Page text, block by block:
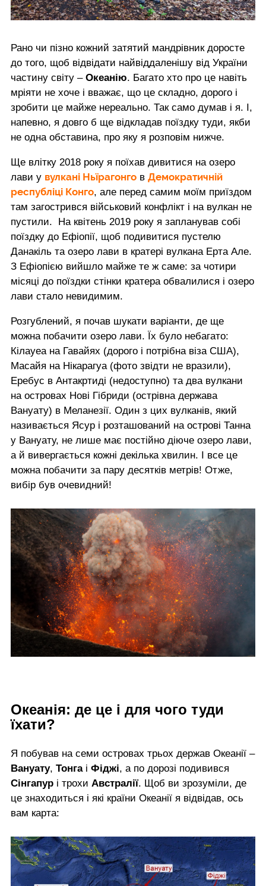
Рано чи пізно кожний затятий мандрівник доросте
до того, щоб відвідати найвіддаленішу від України
частину світу – Океанію. Багато хто про це навіть
мріяти не хоче і вважає, що це складно, дорого і
зробити це майже нереально. Так само думав і я. І,
напевно, я довго б ще відкладав поїздку туди, якби
не одна обставина, про яку я розповім нижче.
Ще влітку 2018 року я поїхав дивитися на озеро
лави у вулкані Ньїрагонго в Демократичній
республіці Конго, але перед самим моїм приїздом
там загострився військовий конфлікт і на вулкан не
пустили. На квітень 2019 року я запланував собі
поїздку до Ефіопії, щоб подивитися пустелю
Данакіль та озеро лави в кратері вулкана Ерта Але.
З Ефіопією вийшло майже те ж саме: за чотири
місяці до поїздки стінки кратера обвалилися і озеро
лави стало невидимим.
Розгублений, я почав шукати варіанти, де ще
можна побачити озеро лави. Їх було небагато:
Кілауеа на Гавайях (дорого і потрібна віза США),
Масайя на Нікарагуа (фото звідти не вразили),
Еребус в Антакртиді (недоступно) та два вулкани
на островах Нові Гібриди (острівна держава
Вануату) в Меланезії. Один з цих вулканів, який
називається Ясур і розташований на острові Танна
у Вануату, не лише має постійно діюче озеро лави,
а й вивергається кожні декілька хвилин. І все це
можна побачити за пару десятків метрів! Отже,
вибір був очевидний!
Океанія: де це і для чого туди
їхати?
Я побував на семи островах трьох держав Океанії –
Вануату, Тонга і Фіджі, а по дорозі подивився
Сінгапур і трохи Австралії. Щоб ви зрозуміли, де
це знаходиться і які країни Океанії я відвідав, ось
вам карта: